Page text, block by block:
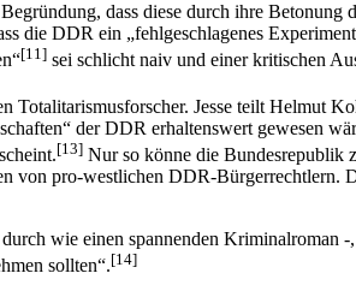
dass diese durch ihre Betonung
die DDR ein „fehlgeschlagenes
[11] sei schlicht naiv und einer kritischen
Totalitarismusforscher. Jesse teilt Helmut
der DDR erhaltenswert gewesen
[13] Nur so könne die Bundesrepublik
von pro-westlichen DDR-Bürgerrechtlern.
wie einen spannenden Kriminalroman
sollten“.[14]